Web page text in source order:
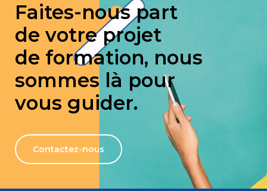
Faites-nous part
de votre projet
de formation, nous
sommes là pour
vous guider.
Contactez-nous